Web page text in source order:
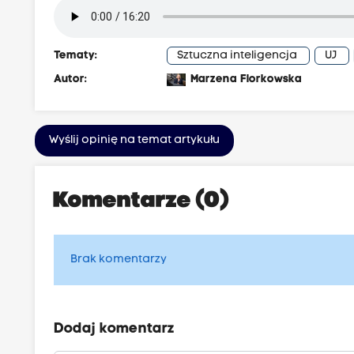
Tematy: Sztuczna inteligencja UJ
Autor:
Marzena Florkowska
Wyślij opinię na temat artykułu
Komentarze (0)
Brak komentarzy
Dodaj komentarz